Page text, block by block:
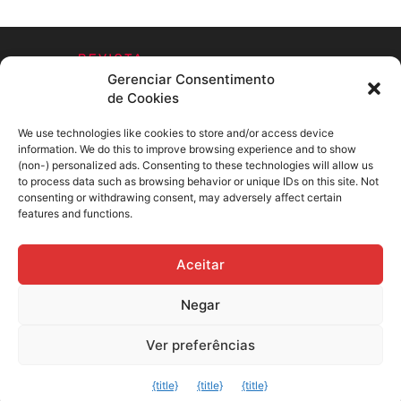
SOBRE NÓS
Flickr
Twitter
Gerenciar Consentimento
de Cookies
We use technologies like cookies to store and/or access device
information. We do this to improve browsing experience and to show
(non-) personalized ads. Consenting to these technologies will allow us
to process data such as browsing behavior or unique IDs on this site. Not
consenting or withdrawing consent, may adversely affect certain
features and functions.
Aceitar
Negar
Ver preferências
{title} {title} {title}
Sair da versão mobile